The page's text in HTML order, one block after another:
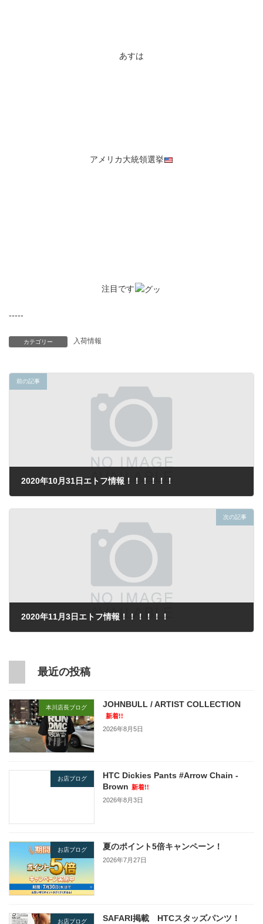
あすは
アメリカ大統領選挙
注目です
-----
カテゴリー 入荷情報
前の記事
2020年10月31日エトフ情報！！！！！！
次の記事
2020年11月3日エトフ情報！！！！！！
最近の投稿
本川店長ブログ JOHNBULL / ARTIST COLLECTION
新着!!
2026年8月5日
お店ブログ
HTC Dickies Pants #Arrow Chain -
Brown 新着!!
2026年8月3日
お店ブログ 夏のポイント5倍キャンペーン！
2026年7月27日
お店ブログ SAFARI掲載 HTCスタッズパンツ！